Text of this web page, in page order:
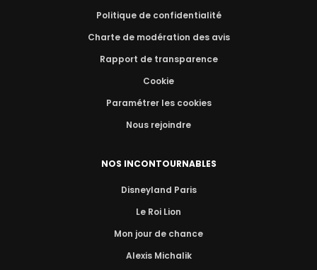
Politique de confidentialité
Charte de modération des avis
Rapport de transparence
Cookie
Paramétrer les cookies
Nous rejoindre
NOS INCONTOURNABLES
Disneyland Paris
Le Roi Lion
Mon jour de chance
Alexis Michalik